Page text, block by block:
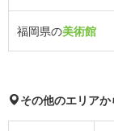
福岡県の美術館
その他のエリア